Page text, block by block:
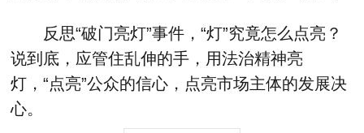
反思“破门亮灯”事件，“灯”究竟怎么点亮？
说到底，应管住乱伸的手，用法治精神亮
灯，“点亮”公众的信心，点亮市场主体的发展决
心。